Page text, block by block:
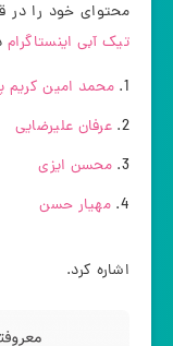
محتوای خود را در
تیک آبی اینستاگرام
محمد امین کریم
عرفان علیرضایی
محسن ایزی
مهیار حسن
اشاره کرد.